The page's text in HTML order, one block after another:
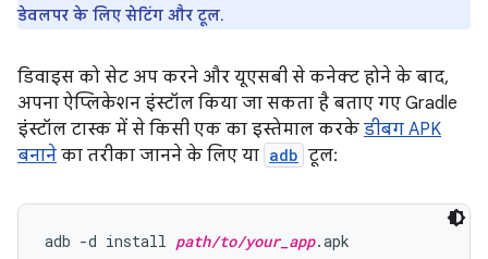
डेवलपर के लिए सेटिंग और टूल.
डिवाइस को सेट अप करने और यूएसबी से कनेक्ट होने के बाद,
अपना ऐप्लिकेशन इंस्टॉल किया जा सकता है बताए गए Gradle
इंस्टॉल टास्क में से किसी एक का इस्तेमाल करके डीबग APK
बनाने का तरीका जानने के लिए या adb टूल:
adb -d install path/to/your_app